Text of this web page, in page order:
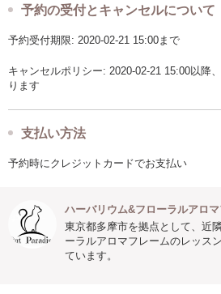
予約の受付とキャンセルについて
予約受付期限: 2020-02-21 15:00まで
キャンセルポリシー: 2020-02-21 15:00以降
ります
支払い方法
予約時にクレジットカードでお支払い
ハーバリウム&フローラルアロ
東京都多摩市を拠点として、近
ーラルアロマフレームのレッス
ています。